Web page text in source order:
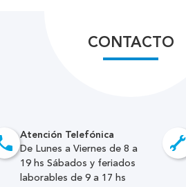
CONTACTO
Atención Telefónica
De Lunes a Viernes de 8 a
19 hs Sábados y feriados
laborables de 9 a 17 hs